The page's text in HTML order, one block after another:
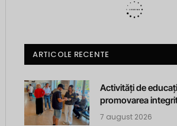
ARTICOLE RECENTE
Activități de
promovarea
7 august 2026